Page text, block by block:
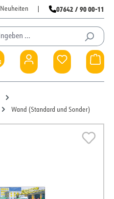
Neuheiten 07642 / 90 00-11
Du hast 0
Wand (Standard und Sonder)